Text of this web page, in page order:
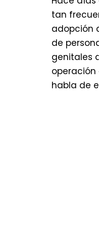
tan
adopción
de
genitales
operación
habla de